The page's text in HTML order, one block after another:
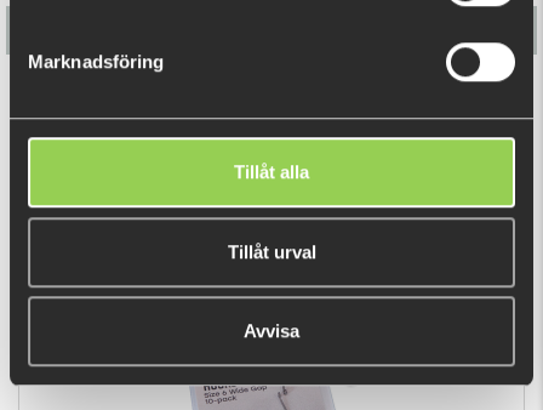
Marknadsföring
Tillåt alla
Tillåt urval
Avvisa
79 kr
DU TITTADE NYLIGEN PÅ